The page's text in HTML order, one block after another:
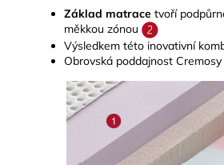
Základ matrace tvoří
měkkou zónou
Výsledkem této inovativní
Obrovská poddajnost Cremosy